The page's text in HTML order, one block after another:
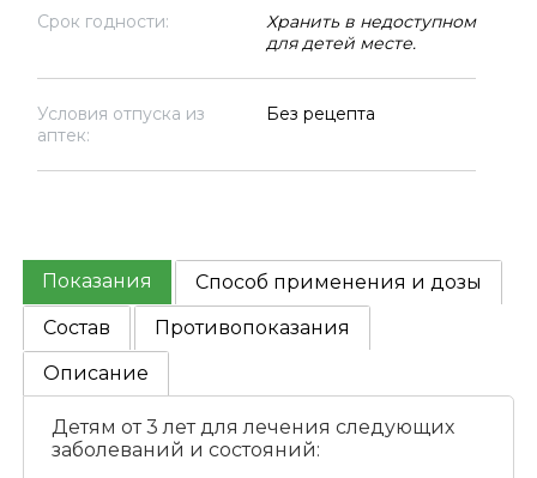
Срок годности:
Хранить в недоступном
для детей месте.
Условия отпуска из
аптек:
Без рецепта
Показания
Способ применения и дозы
Состав
Противопоказания
Описание
Детям от 3 лет для лечения следующих
заболеваний и состояний: